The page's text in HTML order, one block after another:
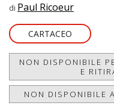
di Paul Ricoeur
CARTACEO
NON DISPONIBILE
E
NON DISPONIBILE